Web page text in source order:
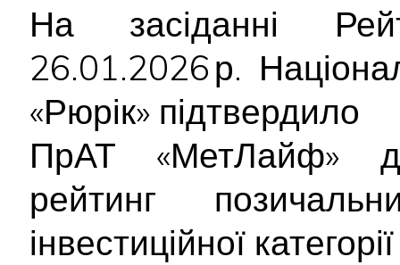
На засіданні
26.01.2026 р.
«Рюрік» підтвердило
ПрАТ «МетЛайф»
рейтинг
інвестиційної